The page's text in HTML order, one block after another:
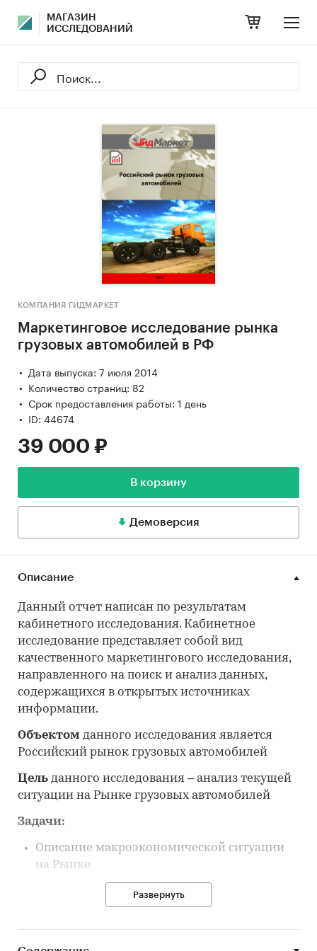
МАГАЗИН
ИССЛЕДОВАНИЙ
КОМПАНИЯ ГИДМАРКЕТ
Маркетинговое исследование рынка
грузовых автомобилей в РФ
Дата выпуска: 7 июля 2014
Количество страниц: 82
Срок предоставления работы: 1 день
ID: 44674
39 000 ₽
В корзину
Демоверсия
Описание
Данный отчет написан по результатам
кабинетного исследования. Кабинетное
исследование представляет собой вид
качественного маркетингового исследования,
направленного на поиск и анализ данных,
содержащихся в открытых источниках
информации.
Объектом данного исследования является
Российский рынок грузовых автомобилей
Цель данного исследования – анализ текущей
ситуации на Рынке грузовых автомобилей
Задачи:
Описание макроэкономической ситуации
на Рынке
Выделение основных сегментов Рынка
характеристик Рынка
Развернуть